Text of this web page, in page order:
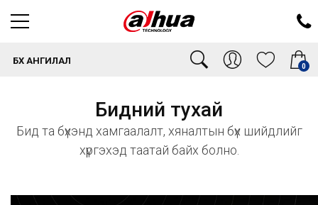
0
БҮХ АНГИЛАЛ
Бидний тухай
Бид та бүхэнд хамгаалалт, хяналтын бүх шийдлийг
хүргэхэд таатай байх болно.